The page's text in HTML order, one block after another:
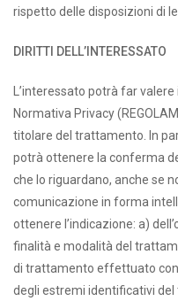
rispetto delle disposizioni di
DIRITTI DELL’INTERESSATO
L’interessato potrà far
Normativa Privacy
titolare del trattamento. In
potrà ottenere la conferma
che lo riguardano, anche se
comunicazione in forma
ottenere l’indicazione: a)
finalità e modalità del
di trattamento effettuato con
degli estremi identificativi del